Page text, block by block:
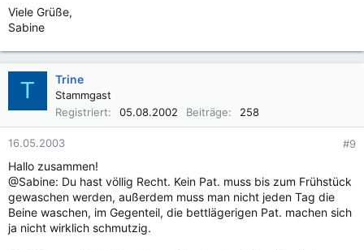
Viele Grüße,
Sabine
T Trine
Stammgast
Registriert
05.08.2002 Beiträge 258
16.05.2003 #9
Hallo zusammen!
@Sabine: Du hast völlig Recht. Kein Pat. muss bis zum Frühstück
gewaschen werden, außerdem muss man nicht jeden Tag die
Beine waschen, im Gegenteil, die bettlägerigen Pat. machen sich
ja nicht wirklich schmutzig.